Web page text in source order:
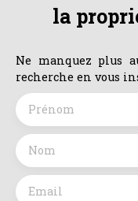
la
Ne manquez plus
recherche en vous
Prénom
Nom
Email